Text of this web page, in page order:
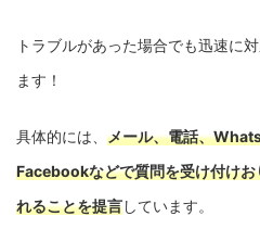
トラブルがあった場合でも迅速に
ます！
具体的には、 メール、電話、
Facebookなどで質問を受け付け
れることを提言しています。